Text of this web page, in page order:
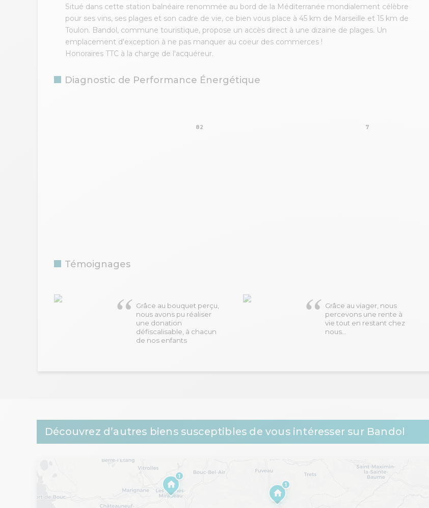
Situé dans cette station balnéaire renommée au bord de la Méditerranée mondialement célèbre
pour ses vins, ses plages et son cadre de vie, ce bien vous place à 45 km de Marseille et 15 km de
Toulon. Bandol, commune touristique, propose un accès direct à une dizaine de plages. Un
emplacement d'exception à ne pas manquer au coeur des commerces !
Honoraires TTC à la charge de l'acquéreur.
Diagnostic de Performance Énergétique
82 7
Témoignages
Grâce au bouquet perçu,
nous avons pu réaliser
une donation
défiscalisable, à chacun
de nos enfants
Grâce au viager, nous
percevons une rente à
vie tout en restant chez
nous…
Découvrez d’autres biens susceptibles de vous intéresser sur Bandol
1
1